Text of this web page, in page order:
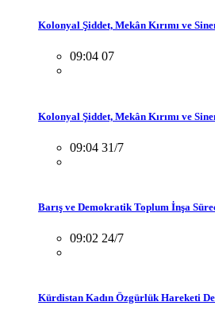
Kolonyal Şiddet, Mekân Kırımı ve
09:04 07
Kolonyal Şiddet, Mekân Kırımı ve
09:04 31/7
Barış ve Demokratik Toplum İnşa
09:02 24/7
Kürdistan Kadın Özgürlük Hareketi